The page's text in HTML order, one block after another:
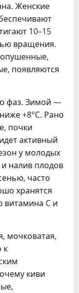
Женские
10–15
вращения.
опушенные,
появляются
фаз. Зимой —
+8°C. Рано
почки
активный
у молодых
налив плодов
часто
хранятся
витамина C и
мочковатая,
к
киви